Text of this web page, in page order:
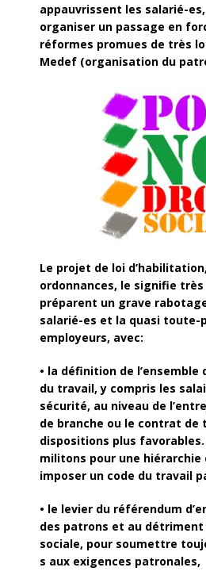
appauvrissent les salarié-
organiser un passage en
réformes promues de très
Medef (organisation du
Le projet de loi
ordonnances, le signifie
préparent un grave
salarié-es et la quasi toute-
employeurs, avec:
• la définition de
du travail, y compris les
sécurité, au niveau de
de branche ou le contrat de
dispositions plus
militons pour une hiérarchie
imposer un code du travail
• le levier du référendum
des patrons et au
sociale, pour soumettre
s aux exigences patronales,